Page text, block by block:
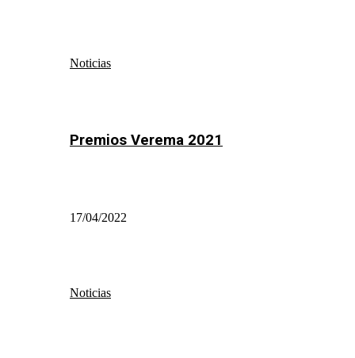
Noticias
Premios Verema 2021
17/04/2022
Noticias